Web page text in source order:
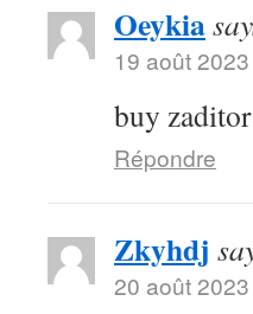
Oeykia
19 août
buy
Répondre
Zkyhdj
20 août